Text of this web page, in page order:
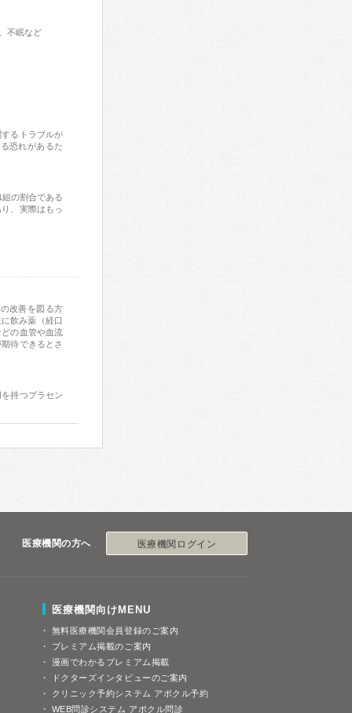
不眠など
るトラブルが
恐れがあるた
の割合である
、実際はもっ
改善を図る方
飲み薬（経口
の血管や血流
待できるとさ
持つプラセン
医療機関の方へ 医療機関ログイン
医療機関向けMENU
無料医療機関会員登録のご案内
プレミアム掲載のご案内
漫画でわかるプレミアム掲載
ドクターズインタビューのご案内
クリニック予約システム アポクル予約
WEB問診システム アポクル問診